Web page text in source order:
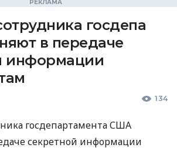
госдепа
в передаче
информации
134
госдепартамента США
секретной информации